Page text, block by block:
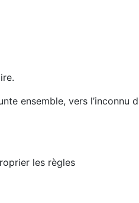
ensemble, vers l’inconnu
les règles